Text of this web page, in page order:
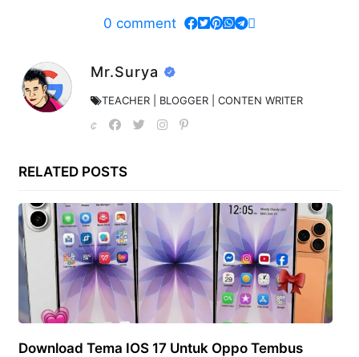
0 comment
Mr.Surya
TEACHER | BLOGGER | CONTEN WRITER
RELATED POSTS
Download Tema IOS 17 Untuk Oppo Tembus